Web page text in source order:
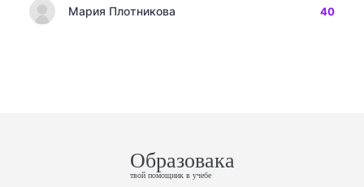
Мария Плотникова 40
Образовака
твой помощник в учебе